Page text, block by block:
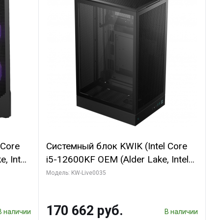
Intel
наличии
Системный блок KWIK (Intel Core
i5-12600KF OEM (Alder Lake, Intel
7, C10 4EC/6PC// 64 ГБ ОЗУ/ Ninja
SSD)
Модель: KW-Live0035
170 662 руб. В наличии